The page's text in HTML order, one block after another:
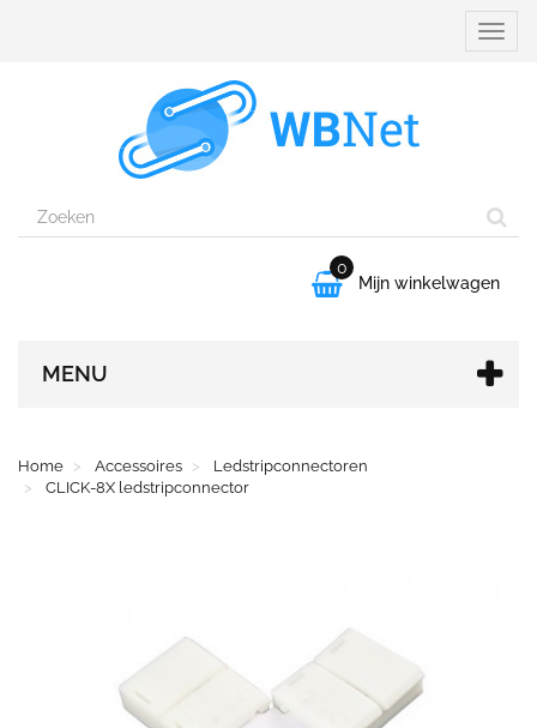

0
Mijn winkelwagen
MENU
Home Accessoires
Ledstripconnectoren
CLICK-8X ledstripconnector